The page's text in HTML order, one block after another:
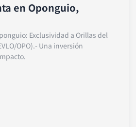
en Oponguio,
Exclusividad a Orillas del
OPO).- Una inversión